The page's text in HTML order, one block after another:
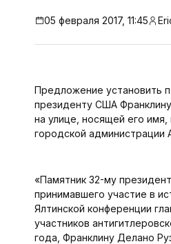
05 февраля 2017, 11:45
Предложение установить
президенту США
на улице, носящей его
городской администрации
«Памятник 32-му
принимавшего участие в
Ялтинской конференции
участников
года, Франклину Делано